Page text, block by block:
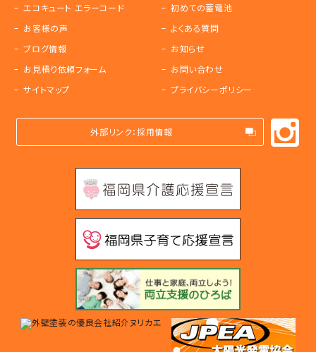
エコキュート エラーコード
初めての蓄電池
お客様の声
よくある質問
ブログ情報
お知らせ
お見積り依頼フォーム
お問い合わせ
サイトマップ
プライバシーポリシー
外部リンク：採用情報